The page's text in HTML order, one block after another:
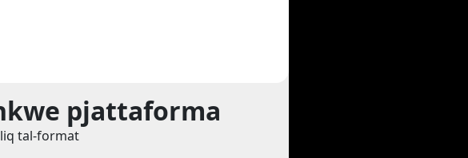
pjattaforma
tal-format